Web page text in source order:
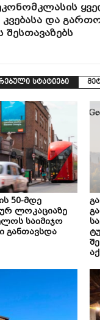
კვებასა და
შესთავაზებს
სტატიები
50-მდე
ლოკაციაზე
საიმიჯო
განთავსდა